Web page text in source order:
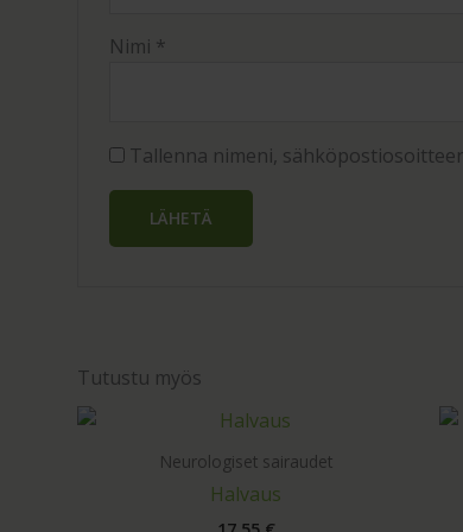
Nimi *
Tallenna nimeni,
Tutustu myös
Neurologiset sairaudet
Halvaus